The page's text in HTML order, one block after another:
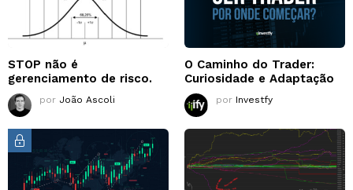
STOP não é
gerenciamento de risco.
por João Ascoli
O Caminho do Trader:
Curiosidade e Adaptação
por Investfy